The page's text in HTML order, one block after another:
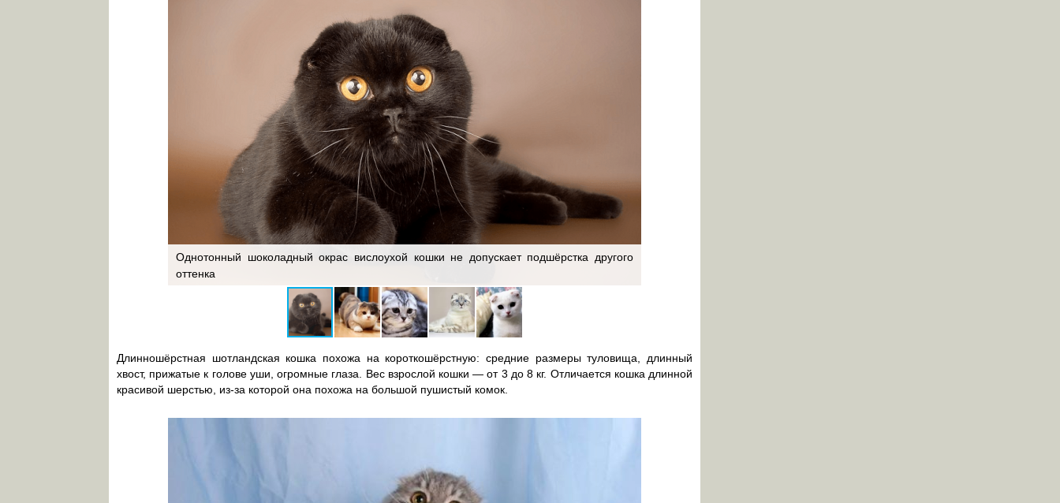
Однотонный шоколадный окрас вислоухой кошки не допускает подшёрстка другого
оттенка
Длинношёрстная шотландская кошка похожа на короткошёрстную: средние размеры туловища, длинный
хвост, прижатые к голове уши, огромные глаза. Вес взрослой кошки — от 3 до 8 кг. Отличается кошка длинной
красивой шерстью, из-за которой она похожа на большой пушистый комок.